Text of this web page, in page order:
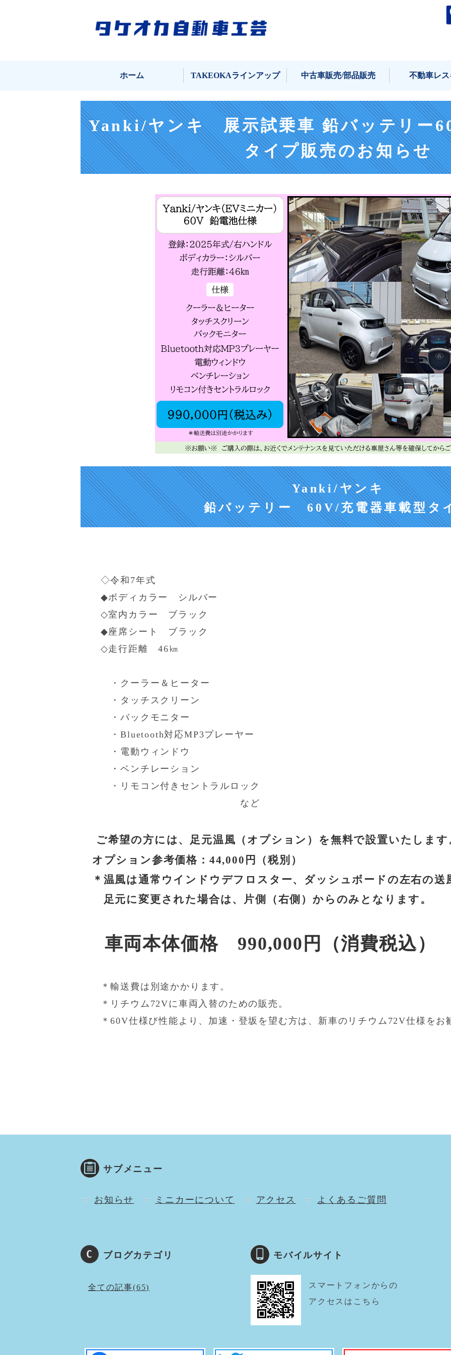
タケオカ自動車工芸
ホーム TAKEOKAラインアップ 中古車販売/部品販売 不動車レ
Yanki/ヤンキ 展示試乗車 鉛バッテリー
タイプ販売のお知らせ
Yanki/ヤンキ
鉛バッテリー 60V/充電器車載型タ
◇令和7年式
◆ボディカラー シルバー
◇室内カラー ブラック
◆座席シート ブラック
◇走行距離 46㎞
・クーラー＆ヒーター
・タッチスクリーン
・バックモニター
・Bluetooth対応MP3プレーヤー
・電動ウィンドウ
・ベンチレーション
・リモコン付きセントラルロック
など
ご希望の方には、足元温風（オプション）を無料で設置いたします
オプション参考価格：44,000円（税別）
＊温風は通常ウインドウデフロスター、ダッシュボードの左右の送
足元に変更された場合は、片側（右側）からのみとなります。
車両本体価格 990,000円（消費税込）
＊輸送費は別途かかります。
＊リチウム72Vに車両入替のための販売。
＊60V仕様び性能より、加速・登坂を望む方は、新車のリチウム72V仕様をお
サブメニュー
お知らせ ミニカーについて アクセス よくあるご質問
ブログカテゴリ
全ての記事(65)
モバイルサイト
スマートフォンからの
アクセスはこちら